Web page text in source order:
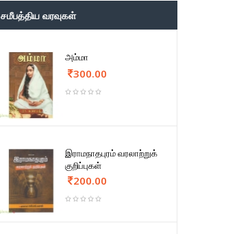
சமீபத்திய வரவுகள்
அம்மா
300.00
இராமநாதபுரம் வரலாற்றுக்
குறிப்புகள்
200.00